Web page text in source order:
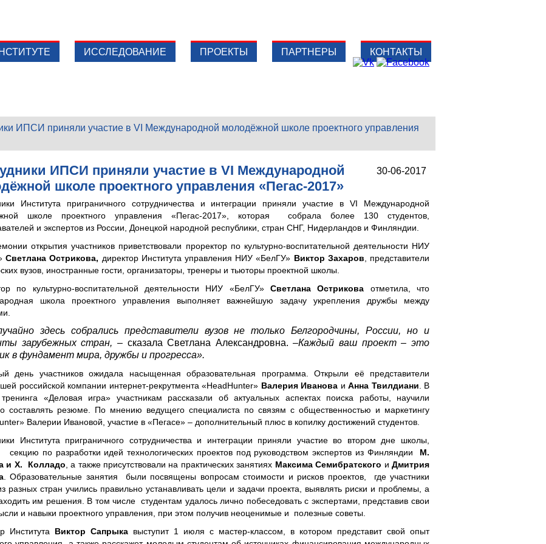
ИССЛЕДОВАНИЕ ПРОЕКТЫ ПАРТНЕРЫ КОНТАКТЫ
ИПСИ приняли участие в VI Международной молодёжной школе проектного управления
ИПСИ приняли участие в VI Международной
школе проектного управления «Пегас-2017»
30-06-2017
Института приграничного сотрудничества и интеграции приняли участие в VI Международной
школе проектного управления «Пегас-2017», которая собрала более 130 студентов,
и экспертов из России, Донецкой народной республики, стран СНГ, Нидерландов и Финляндии.
открытия участников приветствовали проректор по культурно-воспитательной деятельности НИУ
Светлана Острикова, директор Института управления НИУ «БелГУ» Виктор Захаров
представители
вузов, иностранные гости, организаторы, тренеры и тьюторы проектной школы.
по культурно-воспитательной деятельности НИУ «БелГУ» Светлана Острикова отметила, что
школа проектного управления выполняет важнейшую задачу укрепления дружбы между
здесь собрались представители вузов не только Белгородчины, России, но и
зарубежных стран, – сказала Светлана Александровна. –Каждый ваш проект – это
в фундамент мира, дружбы и прогресса».
день участников ожидала насыщенная образовательная программа. Открыли её представители
российской компании интернет-рекрутмента «HeadHunter» Валерия Иванова и Анна Твилдиани . В
«Деловая игра» участникам рассказали об актуальных аспектах поиска работы, научили
составлять резюме. По мнению ведущего специалиста по связям с общественностью и маркетингу
Валерии Ивановой, участие в «Пегасе» – дополнительный плюс в копилку достижений студентов.
Института приграничного сотрудничества и интеграции приняли участие во втором дне школы,
секцию по разработки идей технологических проектов под руководством экспертов из Финляндии М.
и Х. Колладо , а также присутствовали на практических занятиях Максима Семибратского иДмитрия
. Образовательные занятия были посвящены вопросам стоимости и рисков проектов, где участники
разных стран учились правильно устанавливать цели и задачи проекта, выявлять риски и проблемы, а
им решения. В том числе студентам удалось лично побеседовать с экспертами, представив свои
и навыки проектного управления, при этом получив неоценимые и полезные советы.
Института Виктор Сапрыка выступит 1 июля с мастер-классом, в котором представит свой опыт